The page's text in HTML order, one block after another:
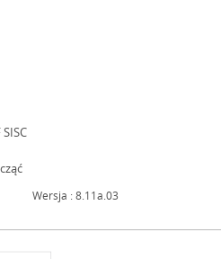
strona otwiera się w nowym oknie
Wersja : 8.11a.03